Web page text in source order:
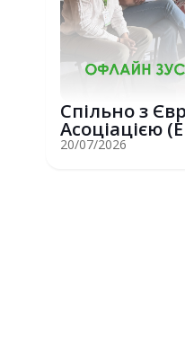
Спільно з
Асоціацією
потужну о...
20/07/2026